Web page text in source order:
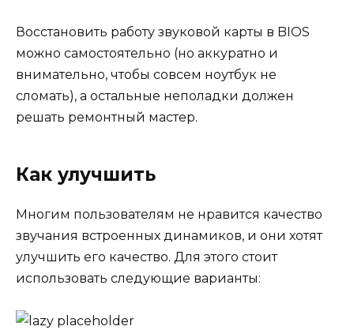
Восстановить работу звуковой карты в BIOS
можно самостоятельно (но аккуратно и
внимательно, чтобы совсем ноутбук не
сломать), а остальные неполадки должен
решать ремонтный мастер.
Как улучшить
Многим пользователям не нравится качество
звучания встроенных динамиков, и они хотят
улучшить его качество. Для этого стоит
использовать следующие варианты: